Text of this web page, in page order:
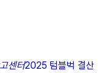
센터2025 텀블벅 결산